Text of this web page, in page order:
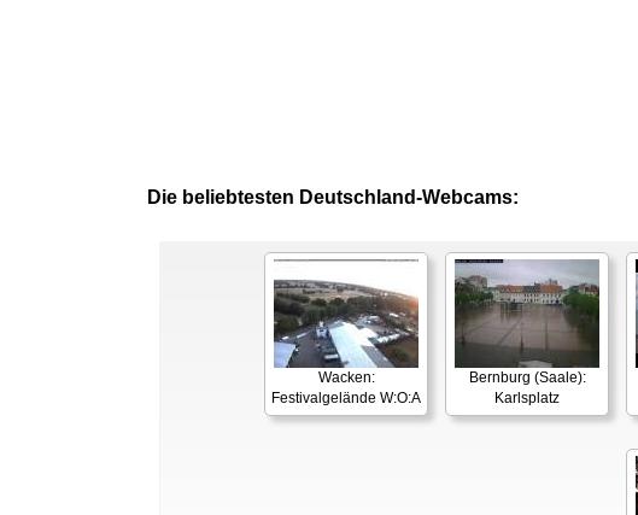
Die beliebtesten Deutschland-Webcams:
Wacken:
Festivalgelände W:O:A
Bernburg (Saale):
Karlsplatz